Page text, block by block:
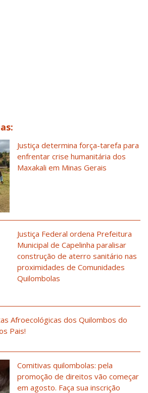
Justiça determina força-tarefa para
enfrentar crise humanitária dos
Maxakali em Minas Gerais
Justiça Federal ordena Prefeitura
Municipal de Capelinha paralisar
construção de aterro sanitário nas
proximidades de Comunidades
Quilombolas
Afroecológicas dos Quilombos do
Pais!
Comitivas quilombolas: pela
promoção de direitos vão começar
em agosto. Faça sua inscrição